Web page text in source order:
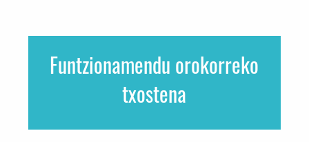
Funtzionamendu orokorreko
txostena